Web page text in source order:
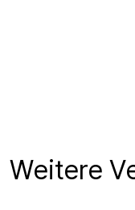
Weitere